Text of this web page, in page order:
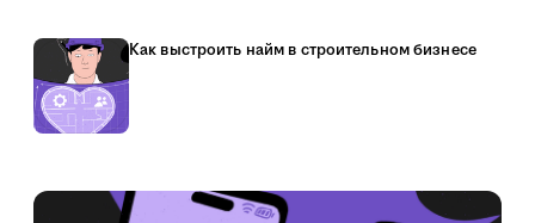
Как выстроить найм в строительном бизнесе